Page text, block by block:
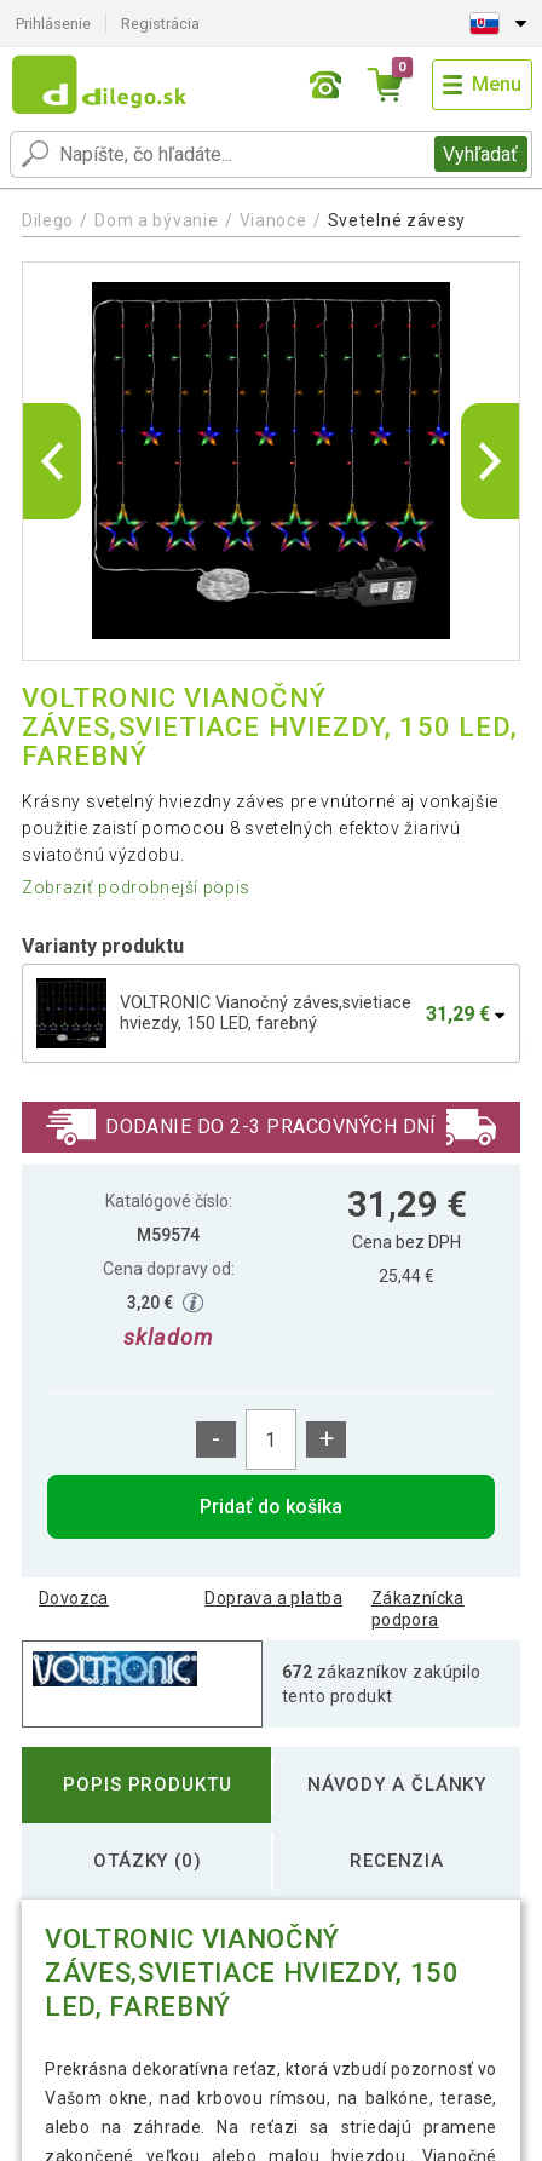
Prihlásenie Registrácia
Vyhľadať
0
Menu
Dilego Dom a bývanie Vianoce Svetelné závesy
VOLTRONIC VIANOČNÝ
ZÁVES,SVIETIACE HVIEZDY, 150 LED,
FAREBNÝ
Krásny svetelný hviezdny záves pre vnútorné aj vonkajšie
použitie zaistí pomocou 8 svetelných efektov žiarivú
sviatočnú výzdobu.
Zobraziť podrobnejší popis
Varianty produktu
VOLTRONIC Vianočný záves,svietiace
hviezdy, 150 LED, farebný
31,29 €
LED, farebný, ovládač
DODANIE DO 2-3 PRACOVNÝCH DNÍ
Katalógové číslo:
M59574
Cena dopravy od:
3,20 €
skladom
31,29 €
Cena bez DPH
25,44 €
- +
Pridať do košíka
Dovozca Doprava a platba
Zákaznícka
podpora
672 zákazníkov zakúpilo
tento produkt
POPIS PRODUKTU NÁVODY A ČLÁNKY
OTÁZKY (0) RECENZIA
VOLTRONIC VIANOČNÝ
ZÁVES,SVIETIACE HVIEZDY, 150
LED, FAREBNÝ
Prekrásna dekoratívna reťaz, ktorá vzbudí pozornosť vo
Vašom okne, nad krbovou rímsou, na balkóne, terase,
alebo na záhrade. Na reťazi sa striedajú pramene
zakončené veľkou alebo malou hviezdou. Vianočné